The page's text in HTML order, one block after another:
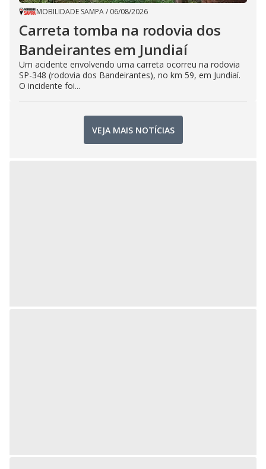
MOBILIDADE SAMPA/ 06/08/2026
Carreta tomba na rodovia dos
Bandeirantes em Jundiaí
Um acidente envolvendo uma carreta ocorreu na rodovia
SP-348 (rodovia dos Bandeirantes), no km 59, em Jundiaí.
O incidente foi...
VEJA MAIS NOTÍCIAS